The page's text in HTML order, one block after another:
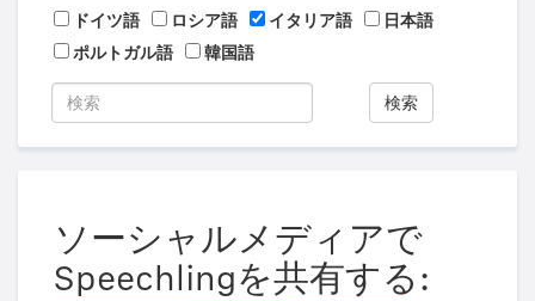
ドイツ語
ロシア語 イタリア語
日本語
ポルトガル語
韓国語
検索
ソーシャルメディアで
Speechlingを共有する: